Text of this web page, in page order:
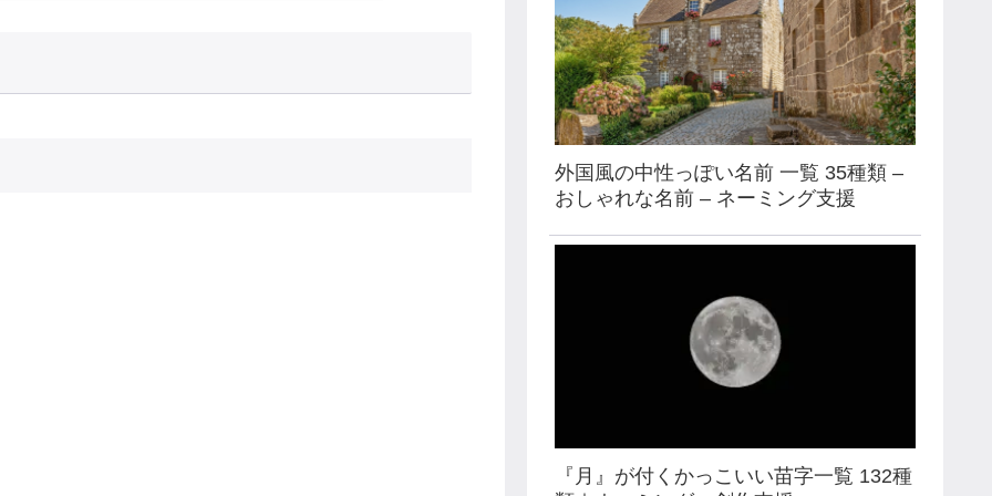
外国風の中性っぽい名前 一覧 35種類 –
おしゃれな名前 – ネーミング支援
『月』が付くかっこいい苗字一覧 132種